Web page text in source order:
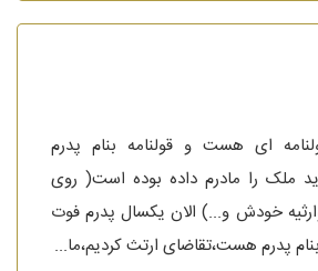
ای هست و قولنامه بنام پدرم
ملک را مادرم داده بوده است( روی
خودش و...) الان یکسال پدرم فوت
پدرم هست،تقاضای ارتث کردیم،ما...